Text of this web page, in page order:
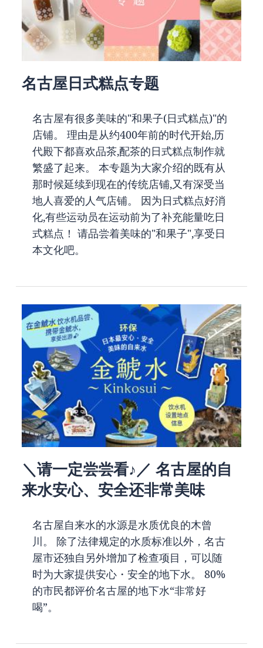
名古屋日式糕点专题
名古屋有很多美味的"和果子(日式糕点)"的
店铺。 理由是从约400年前的时代开始,历
代殿下都喜欢品茶,配茶的日式糕点制作就
繁盛了起来。 本专题为大家介绍的既有从
那时候延续到现在的传统店铺,又有深受当
地人喜爱的人气店铺。 因为日式糕点好消
化,有些运动员在运动前为了补充能量吃日
式糕点！ 请品尝着美味的"和果子",享受日
本文化吧。
＼请一定尝尝看♪／ 名古屋的自
来水安心、安全还非常美味
名古屋自来水的水源是水质优良的木曾
川。 除了法律规定的水质标准以外，名古
屋市还独自另外增加了检查项目，可以随
时为大家提供安心・安全的地下水。 80%
的市民都评价名古屋的地下水“非常好
喝”。